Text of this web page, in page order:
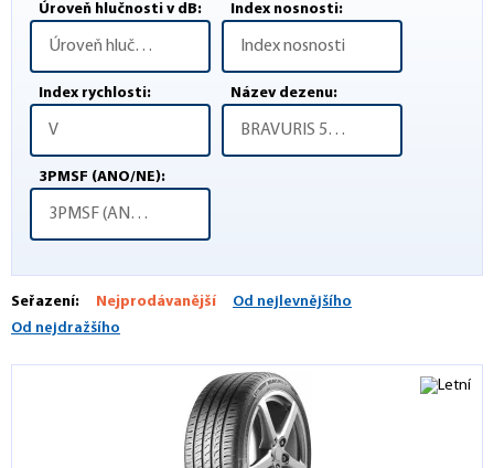
Úroveň hlučnosti v dB:
Úroveň hlučnosti v dB
Index nosnosti:
Index nosnosti
Index rychlosti:
V
Název dezenu:
BRAVURIS 5HM
3PMSF (ANO/NE):
3PMSF (ANO/NE)
Seřazení: Nejprodávanější
Od nejlevnějšího
Od nejdražšího